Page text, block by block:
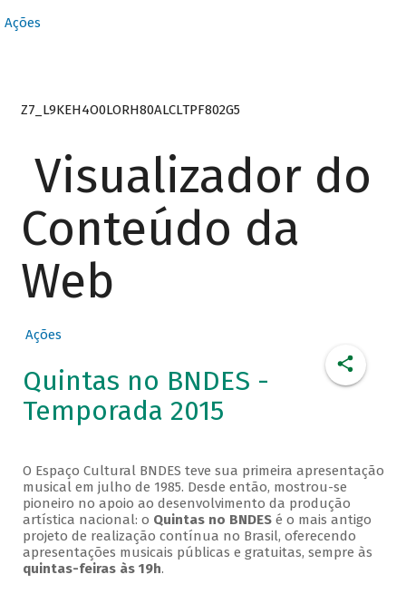
Ações
Z7_L9KEH4O0LORH80ALCLTPF802G5
Visualizador do
Conteúdo da
Web
Ações
Quintas no BNDES -
Temporada 2015
O Espaço Cultural BNDES teve sua primeira apresentação
musical em julho de 1985. Desde então, mostrou-se
pioneiro no apoio ao desenvolvimento da produção
artística nacional: o Quintas no BNDESé o mais antigo
projeto de realização contínua no Brasil, oferecendo
apresentações musicais públicas e gratuitas, sempre às
quintas-feiras às 19h.